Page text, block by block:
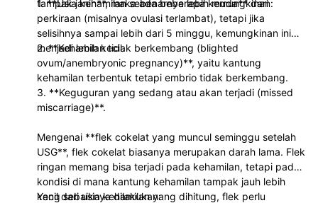
tampak janin**, maka ada beberapa kemungkinan:
1. **Usia kehamilan sebenarnya lebih muda** dari
perkiraan (misalnya ovulasi terlambat), tetapi jika
selisihnya sampai lebih dari 5 minggu, kemungkinan ini
menjadi lebih kecil.
2. **Kehamilan tidak berkembang (blighted
ovum/anembryonic pregnancy)**, yaitu kantung
kehamilan terbentuk tetapi embrio tidak berkembang.
3. **Keguguran yang sedang atau akan terjadi (missed
miscarriage)**.
Mengenai **flek cokelat yang muncul seminggu setelah
USG**, flek cokelat biasanya merupakan darah lama. Flek
ringan memang bisa terjadi pada kehamilan, tetapi pada
kondisi di mana kantung kehamilan tampak jauh lebih
kecil dari usia kehamilan yang dihitung, flek perlu
Yang sebaiknya dilakukan: